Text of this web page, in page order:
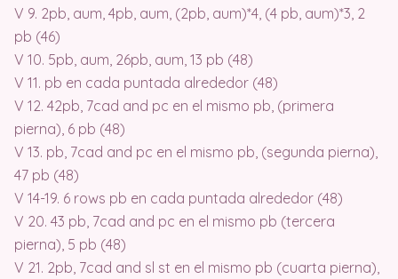
V 9. 2pb, aum, 4pb, aum, (2pb, aum)*4, (4 pb, aum)*3, 2
pb (46)
V 10. 5pb, aum, 26pb, aum, 13 pb (48)
V 11. pb en cada puntada alrededor (48)
V 12. 42pb, 7cad and pc en el mismo pb, (primera
pierna), 6 pb (48)
V 13. pb, 7cad and pc en el mismo pb, (segunda pierna),
47 pb (48)
V 14-19. 6 rows pb en cada puntada alrededor (48)
V 20. 43 pb, 7cad and pc en el mismo pb (tercera
pierna), 5 pb (48)
V 21. 2pb, 7cad and sl st en el mismo pb (cuarta pierna),